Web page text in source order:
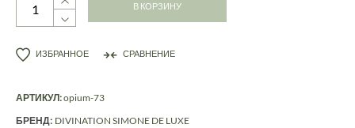
В КОРЗИНУ
ИЗБРАННОЕ СРАВНЕНИЕ
АРТИКУЛ:opium-73
БРЕНД: DIVINATION SIMONE DE LUXE